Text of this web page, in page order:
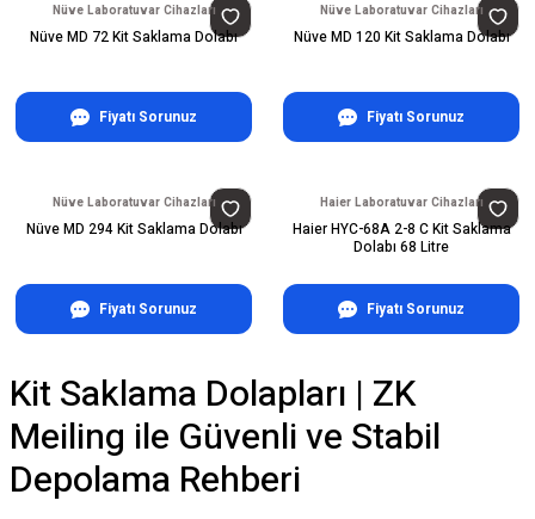
Nüve Laboratuvar Cihazları
Nüve MD 72 Kit Saklama Dolabı
Fiyatı Sorunuz
Nüve Laboratuvar Cihazları
Nüve MD 120 Kit Saklama Dolabı
Fiyatı Sorunuz
Nüve Laboratuvar Cihazları
Nüve MD 294 Kit Saklama Dolabı
Fiyatı Sorunuz
Haier Laboratuvar Cihazları
Haier HYC-68A 2-8 C Kit Saklama
Dolabı 68 Litre
Fiyatı Sorunuz
Kit Saklama Dolapları | ZK
Meiling ile Güvenli ve Stabil
Depolama Rehberi